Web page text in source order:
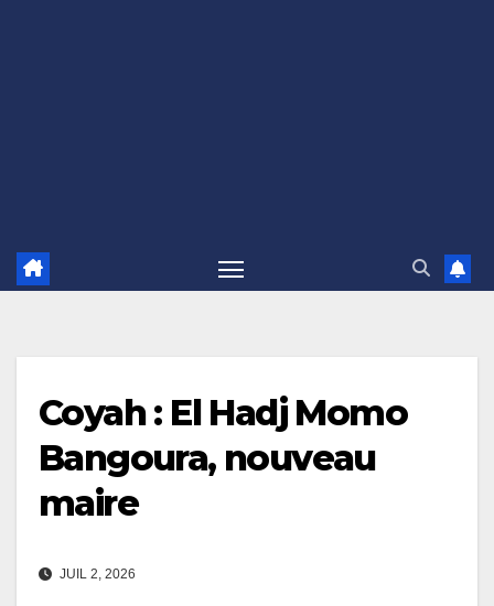
Coyah : El Hadj Momo
Bangoura, nouveau
maire
JUIL 2, 2026